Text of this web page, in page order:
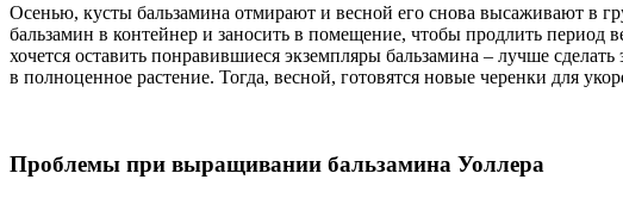
Осенью, кусты бальзамина отмирают и весной его снова высаживают в
бальзамин в контейнер и заносить в помещение, чтобы продлить
хочется оставить понравившиеся экземпляры бальзамина – лучше
в полноценное растение. Тогда, весной, готовятся новые черенки для
Проблемы при выращивании бальзамина Уоллера